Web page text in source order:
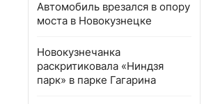
Автомобиль врезался в опору
моста в Новокузнецке
Новокузнечанка
раскритиковала «Ниндзя
парк» в парке Гагарина